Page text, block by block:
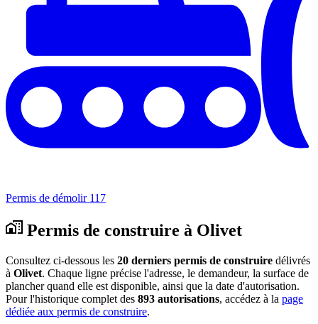
Permis de démolir 117
Permis de construire à Olivet
Consultez ci-dessous les 20 derniers permis de construire délivrés
à Olivet. Chaque ligne précise l'adresse, le demandeur, la surface de
plancher quand elle est disponible, ainsi que la date d'autorisation.
Pour l'historique complet des 893 autorisations, accédez à la page
dédiée aux permis de construire.